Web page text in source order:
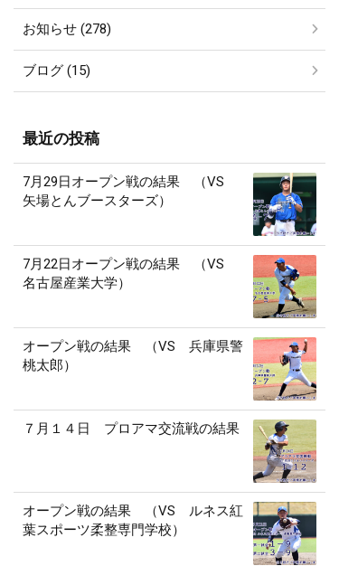
お知らせ (278)
ブログ (15)
最近の投稿
7月29日オープン戦の結果 （VS
矢場とんブースターズ）
7月22日オープン戦の結果 （VS
名古屋産業大学）
オープン戦の結果 （VS 兵庫県警
桃太郎）
７月１４日 プロアマ交流戦の結果
オープン戦の結果 （VS ルネス紅
葉スポーツ柔整専門学校）